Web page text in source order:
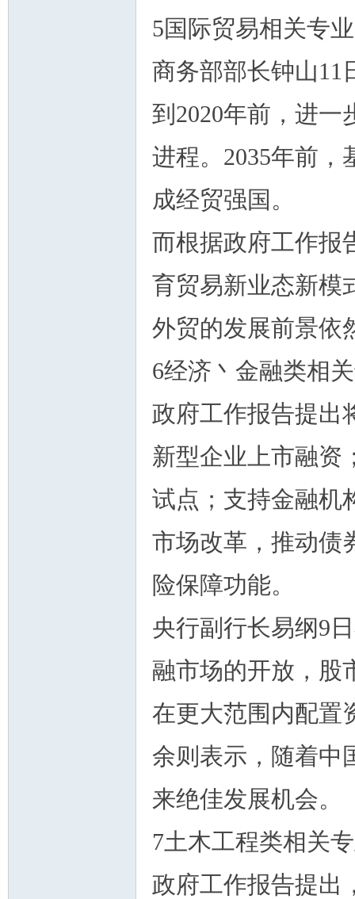
5国际贸易相关专业
商务部部长钟山11
到2020年前，进
进程。2035年前，
成经贸强国。
而根据政府工作报
育贸易新业态新模
外贸的发展前景依
6经济丶金融类相
政府工作报告提出
新型企业上市融资
试点；支持金融机
市场改革，推动债
险保障功能。
央行副行长易纲9
融市场的开放，股
在更大范围内配置
余则表示，随着中
来绝佳发展机会。
7土木工程类相关
政府工作报告提出